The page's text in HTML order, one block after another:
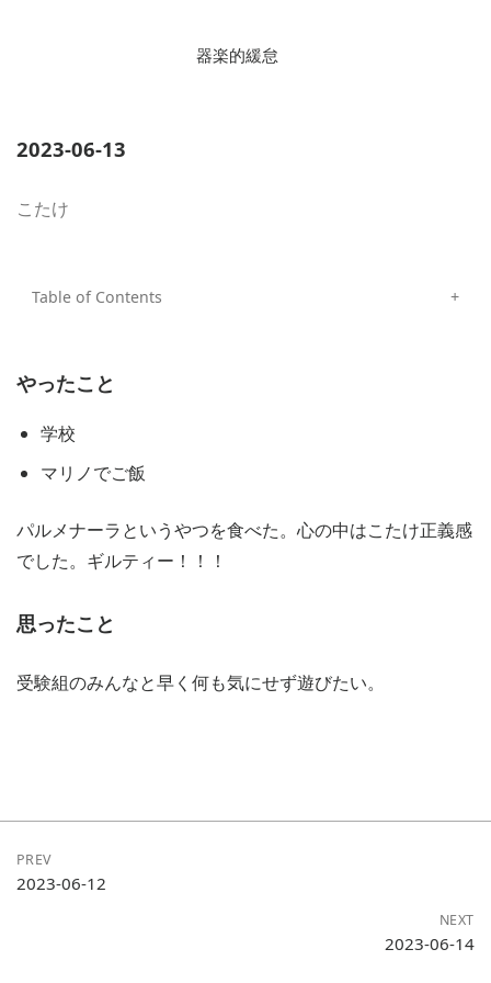
器楽的緩怠
2023-06-13
こたけ
やったこと
学校
マリノでご飯
パルメナーラというやつを食べた。心の中はこたけ正義感
でした。ギルティー！！！
思ったこと
受験組のみんなと早く何も気にせず遊びたい。
PREV
2023-06-12
NEXT
2023-06-14